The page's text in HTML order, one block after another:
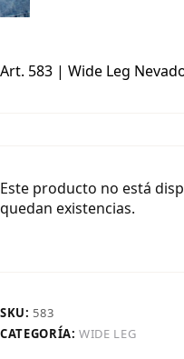
Art. 583 | Wide Leg
Este producto no está
quedan existencias.
SKU: 583
CATEGORÍA:WIDE LEG